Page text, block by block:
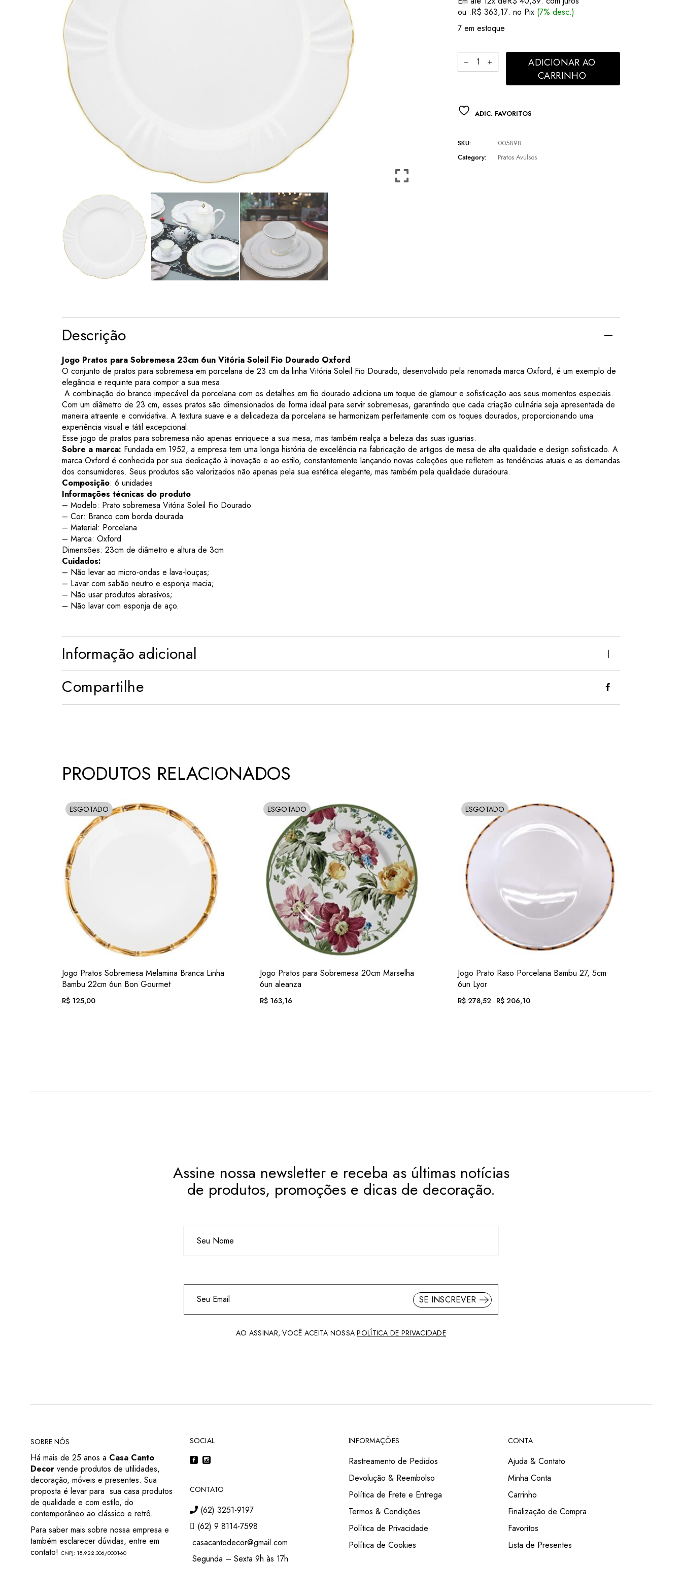
original
era:
R$ 401,50.
atual
é:
R$ 390,50.
ou .R$ 363,17. no Pix (7% desc.)
7 em estoque
Jogo Pratos para Sobremesa 23cm 6un Soleil Vitória Fio
ADICIONAR AO
CARRINHO
ADIC. FAVORITOS
SKU:
005898
Category:
Pratos Avulsos
Descrição
Jogo Pratos para Sobremesa 23cm 6un Vitória Soleil Fio Dourado Oxford
O conjunto de pratos para sobremesa em porcelana de 23 cm da linha Vitória Soleil Fio Dourado, desenvolvido pela renomada marca Oxford, é um exemplo de
elegância e requinte para compor a sua mesa.
A combinação do branco impecável da porcelana com os detalhes em fio dourado adiciona um toque de glamour e sofisticação aos seus momentos especiais.
Com um diâmetro de 23 cm, esses pratos são dimensionados de forma ideal para servir sobremesas, garantindo que cada criação culinária seja apresentada de
maneira atraente e convidativa. A textura suave e a delicadeza da porcelana se harmonizam perfeitamente com os toques dourados, proporcionando uma
experiência visual e tátil excepcional.
Esse jogo de pratos para sobremesa não apenas enriquece a sua mesa, mas também realça a beleza das suas iguarias.
Sobre a marca: Fundada em 1952, a empresa tem uma longa história de excelência na fabricação de artigos de mesa de alta qualidade e design sofisticado. A
marca Oxford é conhecida por sua dedicação à inovação e ao estilo, constantemente lançando novas coleções que refletem as tendências atuais e as demandas
dos consumidores. Seus produtos são valorizados não apenas pela sua estética elegante, mas também pela qualidade duradoura.
Composição: 6 unidades
Informações técnicas do produto
– Modelo: Prato sobremesa Vitória Soleil Fio Dourado
– Cor: Branco com borda dourada
– Material: Porcelana
– Marca: Oxford
Dimensões: 23cm de diâmetro e altura de 3cm
Cuidados:
– Não levar ao micro-ondas e lava-louças;
– Lavar com sabão neutro e esponja macia;
– Não usar produtos abrasivos;
– Não lavar com esponja de aço.
Informação adicional
Compartilhe
PRODUTOS RELACIONADOS
ESGOTADO
SOLD
ADIC. FAVORITOS
VER
Jogo Pratos Sobremesa Melamina Branca Linha
Bambu 22cm 6un Bon Gourmet
R$ 125,00
ESGOTADO
SOLD
ADIC. FAVORITOS
VER
Jogo Pratos para Sobremesa 20cm Marselha
6un aleanza
R$163,16
ESGOTADO
SOLD
ADIC. FAVORITOS
VER
Jogo Prato Raso Porcelana Bambu 27, 5cm
6un Lyor
R$278,52
O R$206,10
O
Assine nossa newsletter e receba as últimas notícias
de produtos, promoções e dicas de decoração.
SE INSCREVER
AO ASSINAR, VOCÊ ACEITA NOSSAPOLÍTICA DE PRIVACIDADE
SOBRE NÓS
Há mais de 25 anos a Casa Canto
Decor vende produtos de utilidades,
decoração, móveis e presentes. Sua
proposta é levar para sua casa produtos
de qualidade e com estilo, do
contemporâneo ao clássico e retrô.
Para saber mais sobre nossa empresa e
também esclarecer dúvidas, entre em
contato! CNPJ: 18.922.306/0001-60
SOCIAL
CONTATO
(62) 3251-9197
(62) 9 8114-7598
casacantodecor@gmail.com
Segunda – Sexta 9h às 17h
INFORMAÇÕES
Rastreamento de Pedidos
Devolução & Reembolso
Política de Frete e Entrega
Termos & Condições
Política de Privacidade
Política de Cookies
CONTA
Ajuda & Contato
Minha Conta
Carrinho
Finalização de Compra
Favoritos
Lista de Presentes